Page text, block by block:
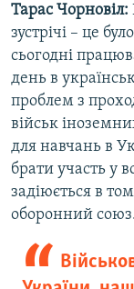
Тарас Чорновіл:
зустрічі – це
сьогодні
день в
проблем з
військ
для навчань в
брати участь у
задіюється в
оборонний